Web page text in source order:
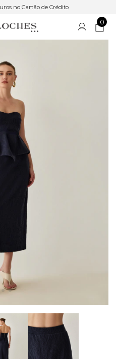
no Cartão de Crédito
0